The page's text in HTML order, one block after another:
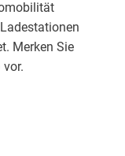
Merken Sie
vor.